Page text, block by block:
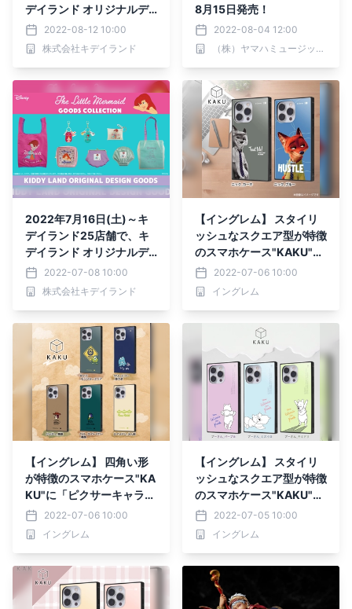
デイランド オリジナルデ
ザイン ディズニー『ライ
オン・キング』の新商品を
発売‼
2022-08-12 10:00
株式会社キデイランド
8月15日発売！
2022-08-04 12:00
（株）ヤマハミュージックエンタテインメントホールディングス
2022年7月16日(土)～キ
デイランド25店舗で、キ
デイランド オリジナルデ
ザイン ディズニー『リト
ル・マーメイド』シリーズ
発売!!
2022-07-08 10:00
株式会社キデイランド
【イングレム】 スタイリ
ッシュなスクエア型が特徴
のスマホケース"KAKU"に
『ズートピア』より「ニッ
ク・ワイルド」デザインの
新絵柄が登場！【7/1発
2022-07-06 10:00
イングレム
【イングレム】 四角い形
が特徴のスマホケース"KA
KU"に「ピクサーキャラク
ター」デザインの新絵柄が
登場！【7/1発売】
2022-07-06 10:00
イングレム
【イングレム】 スタイリ
ッシュなスクエア型が特徴
のスマホケース"KAKU"に
「くまのプーさん」デザイ
ンの新絵柄が登場！【7/1
発売】
2022-07-05 10:00
イングレム